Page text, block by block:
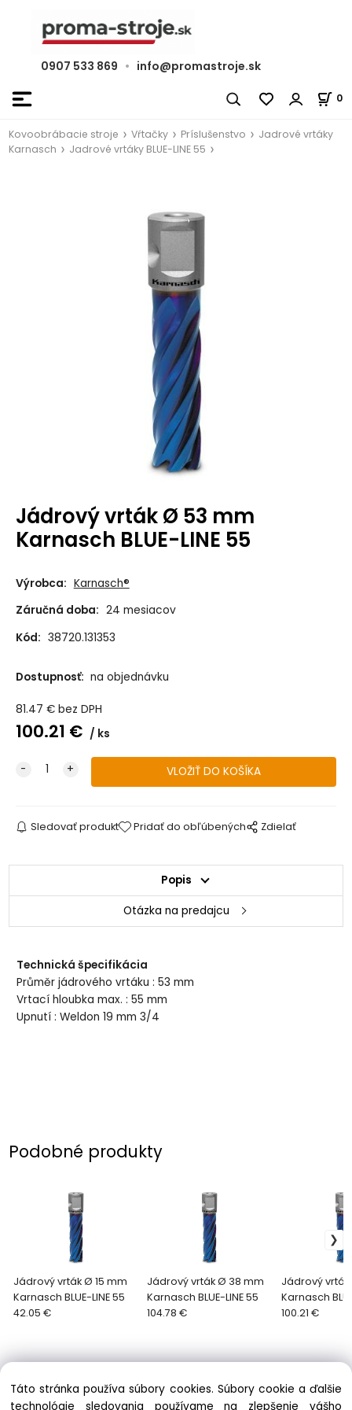
0907 533 869 • info@promastroje.sk
0
Kovoobrábacie stroje Vŕtačky Príslušenstvo
Jadrové vrtáky
Karnasch
Jadrové vrtáky BLUE-LINE 55
Jádrový vrták Ø 53 mm
Karnasch BLUE-LINE 55
Výrobca: Karnasch®
Záručná doba: 24 mesiacov
Kód: 38720.131353
Dostupnosť: na objednávku
81.47 € bez DPH
100.21 € ks
Sledovať produkt Pridať do obľúbených Zdielať
Popis
Otázka na predajcu
Technická špecifikácia
Průměr jádrového vrtáku : 53 mm
Vrtací hloubka max. : 55 mm
Upnutí : Weldon 19 mm 3/4
Podobné produkty
Jádrový vrták Ø 15 mm
Karnasch BLUE-LINE 55
42.05 €
Jádrový vrták Ø 38 mm
Karnasch BLUE-LINE 55
104.78 €
Jádrový
Karnasch
100.21 €
Táto stránka používa súbory cookies. Súbory cookie a ďalšie
technológie sledovania používame na zlepšenie vášho